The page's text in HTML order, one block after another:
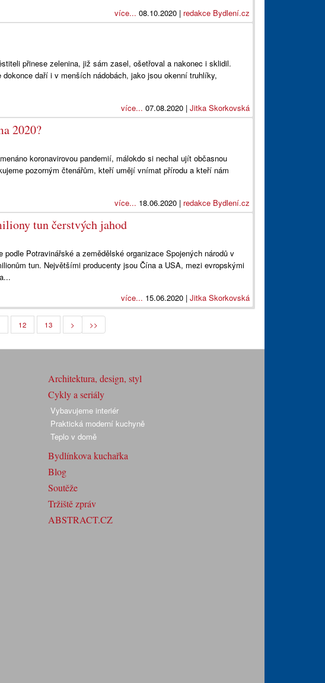
více... 08.10.2020 | redakce Bydlení.cz
přinese zelenina, již sám zasel, ošetřoval a nakonec i sklidil.
dokonce daří i v menších nádobách, jako jsou okenní truhlíky,
více... 07.08.2020 | Jitka Skorkovská
2020?
koronavirovou pandemií, málokdo si nechal ujít občasnou
pozorným čtenářům, kteří umějí vnímat přírodu a kteří nám
více... 18.06.2020 | redakce Bydlení.cz
tun čerstvých jahod
podle Potravinářské a zemědělské organizace Spojených národů v
tun. Největšími producenty jsou Čína a USA, mezi evropskými
více... 15.06.2020 | Jitka Skorkovská
12 13 > >>
Architektura, design, styl
Cykly a seriály
Vybavujeme interiér
Praktická moderní kuchyně
Teplo v domě
Bydlínkova kuchařka
Blog
Soutěže
Tržiště zpráv
ABSTRACT.CZ